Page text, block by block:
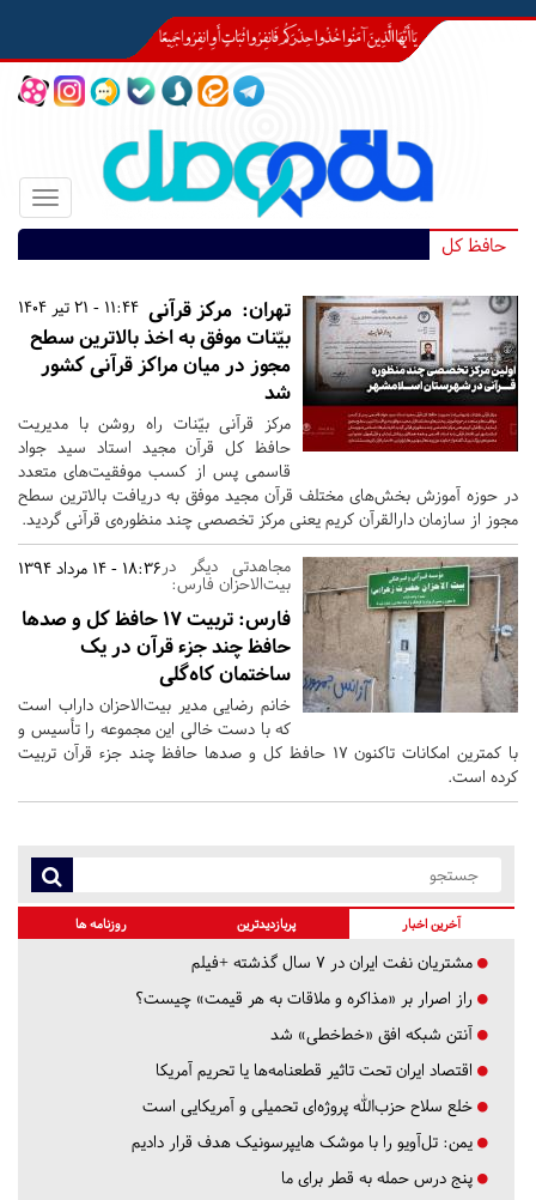
Toggle
حافظ کل
11:44 - 21 تیر 1404 تهران: مرکز قرآنی
بیّنات موفق به اخذ بالاترین سطح
مجوز در میان مراکز قرآنی کشور
شد
مرکز قرآنی بیّنات راه روشن با مدیریت
حافظ کل قرآن مجید استاد سید جواد
قاسمی پس از کسب موفقیت‌های متعدد
در حوزه آموزش بخش‌های مختلف قرآن مجید موفق به دریافت بالاترین سطح
مجوز از سازمان دارالقرآن کریم یعنی مرکز تخصصی چند منظوره‌ی قرآنی گردید.
18:36 - 14 مرداد 1394 مجاهدتی دیگر در
بیت‌الاحزان فارس:
فارس:
تربیت ۱۷ حافظ کل و صد‌ها
حافظ چند جزء قرآن در یک
ساختمان کاه‌گلی
خانم رضایی مدیر بیت‌الاحزان داراب است
که با دست خالی این مجموعه را تأسیس و
با کمترین امکانات تاکنون ۱۷ حافظ‌ کل و صد‌ها حافظ چند جزء قرآن تربیت
کرده است.
آخرین اخبار پربازدیدترین روزنامه ها
مشتریان نفت ایران در ۷ سال گذشته +فیلم
راز اصرار بر «مذاکره و ملاقات به هر قیمت» چیست؟
آنتن شبکه افق «خط‌خطی» شد
اقتصاد ایران تحت تاثیر قطعنامه‌ها یا تحریم‌ آمریکا
خلع سلاح حزب‌الله پروژه‌ای تحمیلی و آمریکایی است
یمن: تل‌آویو را با موشک هایپرسونیک هدف قرار دادیم
پنج درس‌ حمله به قطر برای ما